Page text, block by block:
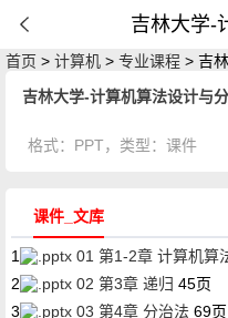
首页 > 计算机 > 专业课程 > 吉
吉林大学-计算机算法设计与
格式： PPT，类型： 课件
课件_文库
1 01 第1-2章 计算机算
2
02 第3章 递归 45页
3
03 第4章 分治法 69页